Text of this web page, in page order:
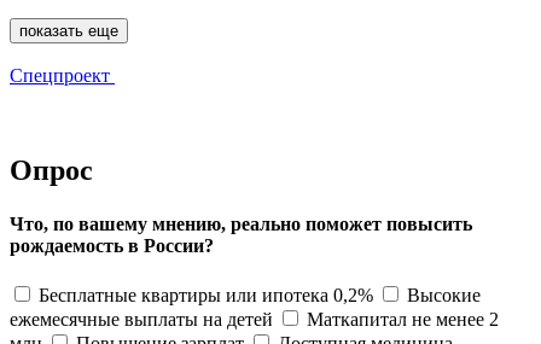
показать еще
Спецпроект
Опрос
Что, по вашему мнению, реально поможет повысить
рождаемость в России?
Бесплатные квартиры или ипотека 0,2%
Высокие
ежемесячные выплаты на детей
Маткапитал не менее 2